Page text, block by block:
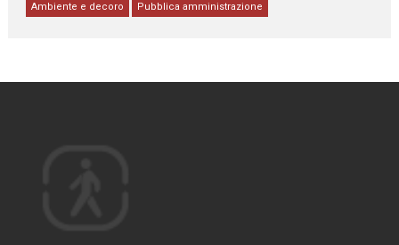
Ambiente e decoro Pubblica amministrazione